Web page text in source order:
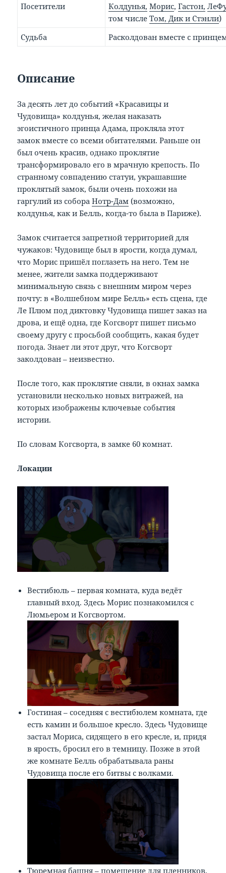
Посетители
Колдунья, Морис,Гастон,
том числеТом, Дик и Стэнли)
Судьба
Расколдован вместе с
Описание
За десять лет до событий «Красавицы и
Чудовища» колдунья, желая наказать
эгоистичного принца Адама, прокляла этот
замок вместе со всеми обитателями. Раньше он
был очень красив, однако проклятие
трансформировало его в мрачную крепость. По
странному совпадению статуи, украшавшие
проклятый замок, были очень похожи на
гаргулий из собораНотр-Дам (возможно,
колдунья, как и Белль, когда-то была в Париже).
Замок считается запретной территорией для
чужаков: Чудовище был в ярости, когда думал,
что Морис пришёл поглазеть на него. Тем не
менее, жители замка поддерживают
минимальную связь с внешним миром через
почту: в «Волшебном мире Белль» есть сцена, где
Ле Плюм под диктовку Чудовища пишет заказ на
дрова, и ещё одна, где Когсворт пишет письмо
своему другу с просьбой сообщить, какая будет
погода. Знает ли этот друг, что Когсворт
заколдован – неизвестно.
После того, как проклятие сняли, в окнах замка
установили несколько новых витражей, на
которых изображены ключевые события
истории.
По словам Когсворта, в замке 60 комнат.
Локации
Вестибюль – первая комната, куда ведёт
главный вход. Здесь Морис познакомился с
Люмьером и Когсвортом.
Гостиная – соседняя с вестибюлем комната, где
есть камин и большое кресло. Здесь Чудовище
застал Мориса, сидящего в его кресле, и, придя
в ярость, бросил его в темницу. Позже в этой
же комнате Белль обрабатывала раны
Чудовища после его битвы с волками.
Тюремная башня – помещение для пленников,